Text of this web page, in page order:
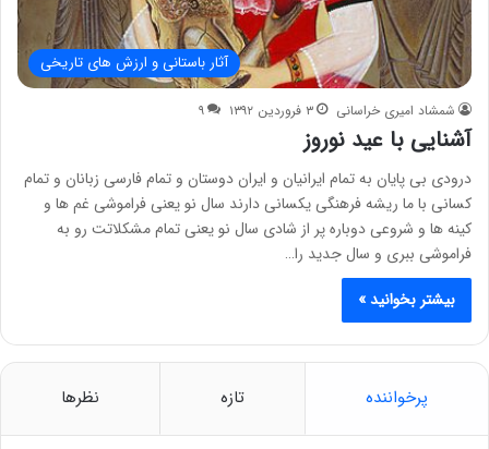
آثار باستانی و ارزش های تاریخی
شمشاد امیری خراسانی ۳ فروردین ۱۳۹۲ ۹
آشنایی با عید نوروز
درودی بی پایان به تمام ایرانیان و ایران دوستان و تمام فارسی زبانان و تمام
کسانی با ما ریشه فرهنگی یکسانی دارند سال نو یعنی فراموشی غم ها و
کینه ها و شروعی دوباره پر از شادی سال نو یعنی تمام مشکلاتت رو به
فراموشی ببری و سال جدید را…
بیشتر بخوانید »
پرخواننده تازه نظرها